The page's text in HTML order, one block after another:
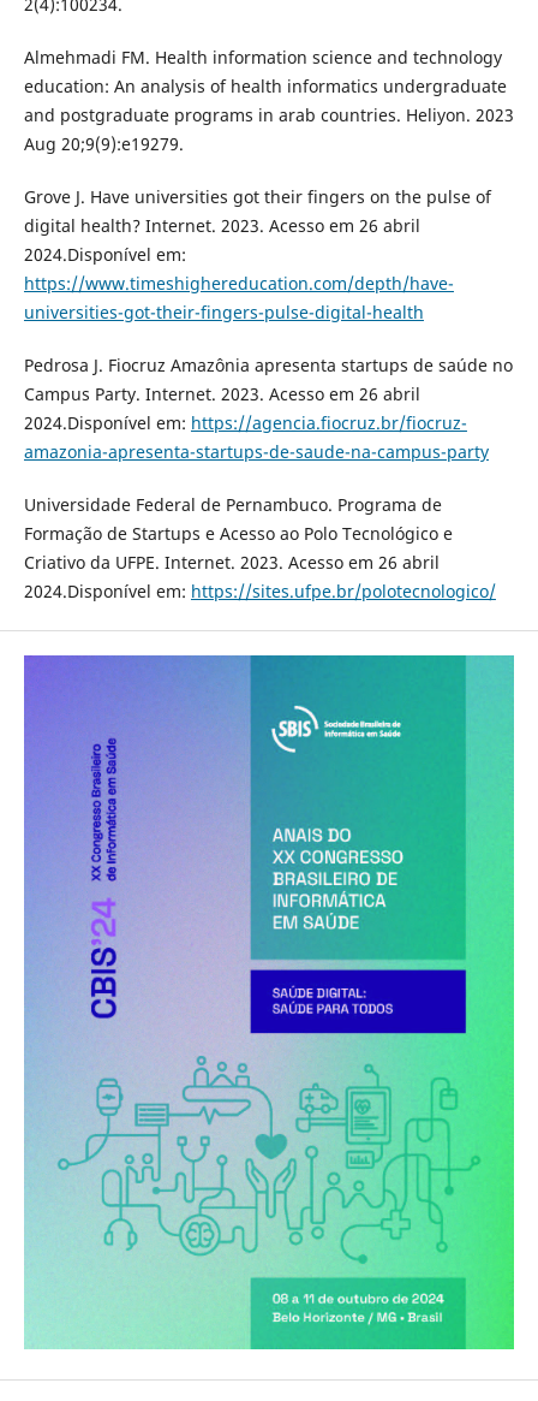
Almehmadi FM. Health information science and technology
education: An analysis of health informatics undergraduate
and postgraduate programs in arab countries. Heliyon. 2023
Aug 20;9(9):e19279.
Grove J. Have universities got their fingers on the pulse of
digital health? Internet. 2023. Acesso em 26 abril
2024.Disponível em:
https://www.timeshighereducation.com/depth/have-
universities-got-their-fingers-pulse-digital-health
Pedrosa J. Fiocruz Amazônia apresenta startups de saúde no
Campus Party. Internet. 2023. Acesso em 26 abril
2024.Disponível em: https://agencia.fiocruz.br/fiocruz-
amazonia-apresenta-startups-de-saude-na-campus-party
Universidade Federal de Pernambuco. Programa de
Formação de Startups e Acesso ao Polo Tecnológico e
Criativo da UFPE. Internet. 2023. Acesso em 26 abril
2024.Disponível em: https://sites.ufpe.br/polotecnologico/